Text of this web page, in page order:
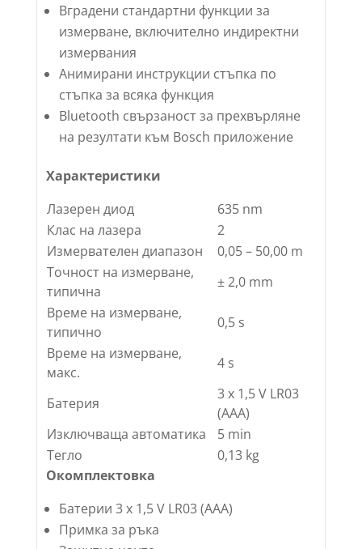
Вградени стандартни функции за
измерване, включително индиректни
измервания
Анимирани инструкции стъпка по
стъпка за всяка функция
Bluetooth свързаност за прехвърляне
на резултати към Bosch приложение
Характеристики
Лазерен диод
635 nm
Клас на лазера
2
Измервателен диапазон
0,05 – 50,00 m
Точност на измерване,
типична
± 2,0 mm
Време на измерване,
типично
0,5 s
Време на измерване,
макс.
4 s
Батерия
3 x 1,5 V LR03
(AAA)
Изключваща автоматика
5 min
Тегло
0,13 kg
Окомплектовка
Батерии 3 x 1,5 V LR03 (AAA)
Примка за ръка